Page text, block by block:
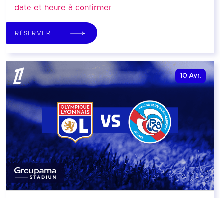
date et heure à confirmer
RÉSERVER
10 Avr.